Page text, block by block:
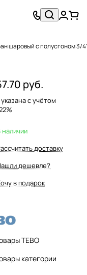
руб.
с учётом
наличии
доставку
дешевле?
в подарок
TEBO
категории